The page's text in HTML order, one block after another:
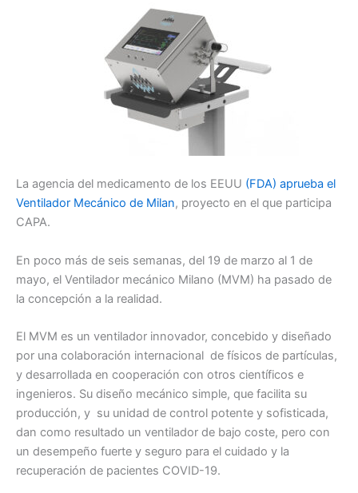
La agencia del medicamento de los EEUU (FDA) aprueba el
Ventilador Mecánico de Milan, proyecto en el que participa
CAPA.
En poco más de seis semanas, del 19 de marzo al 1 de
mayo, el Ventilador mecánico Milano (MVM) ha pasado de
la concepción a la realidad.
El MVM es un ventilador innovador, concebido y diseñado
por una colaboración internacional de físicos de partículas,
y desarrollada en cooperación con otros científicos e
ingenieros. Su diseño mecánico simple, que facilita su
producción, y su unidad de control potente y sofisticada,
dan como resultado un ventilador de bajo coste, pero con
un desempeño fuerte y seguro para el cuidado y la
recuperación de pacientes COVID-19.